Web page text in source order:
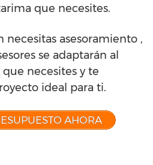
que necesites.
necesitas asesoramiento ,
se adaptarán al
necesites y te
ideal para ti.
AHORA